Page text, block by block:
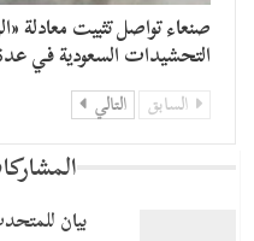
صنعاء تواصل تثبيت معادلة
التحشيدات السعودية في
السابق التالي
بيان